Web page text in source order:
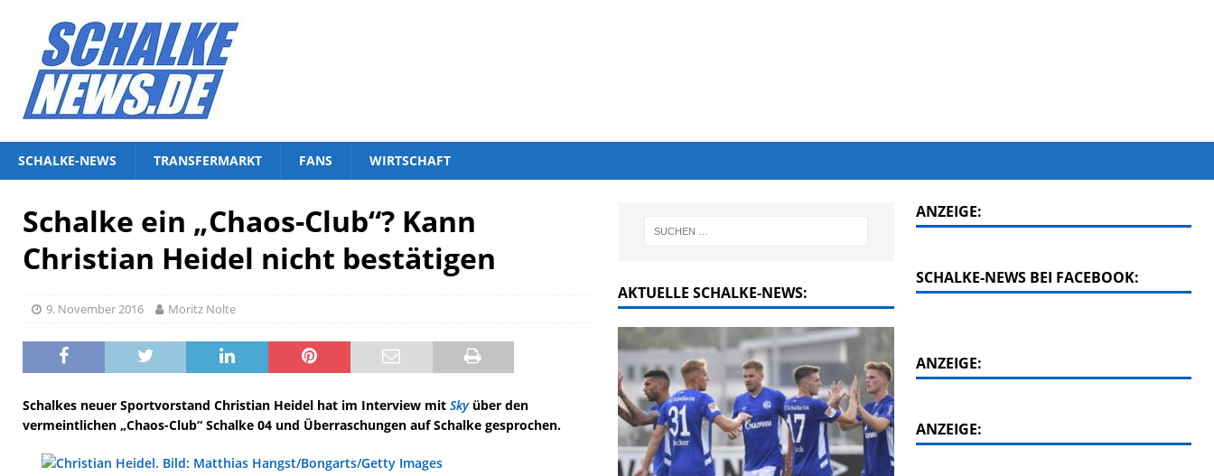
SCHALKE-NEWS TRANSFERMARKT FANS WIRTSCHAFT
Schalke ein „Chaos-Club“? Kann
Christian Heidel nicht bestätigen
9. November 2016 Moritz Nolte
Schalkes neuer Sportvorstand Christian Heidel hat im Interview mit Skyüber den
vermeintlichen „Chaos-Club“ Schalke 04 und Überraschungen auf Schalke gesprochen.
AKTUELLE SCHALKE-NEWS:
ANZEIGE:
SCHALKE-NEWS BEI FACEBOOK:
ANZEIGE:
ANZEIGE: